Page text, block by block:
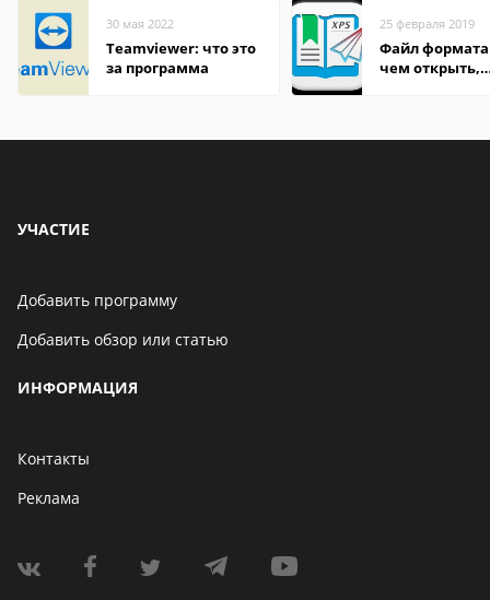
30 мая 2022
Teamviewer: что это
за программа
25 февраля 2019
Файл формата
чем открыть,
УЧАСТИЕ
Добавить программу
Добавить обзор или статью
ИНФОРМАЦИЯ
Контакты
Реклама